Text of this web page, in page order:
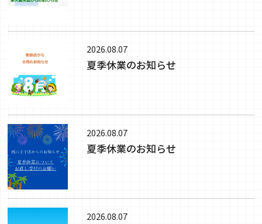
2026.08.07
夏季休業のお知らせ
2026.08.07
夏季休業のお知らせ
2026.08.07